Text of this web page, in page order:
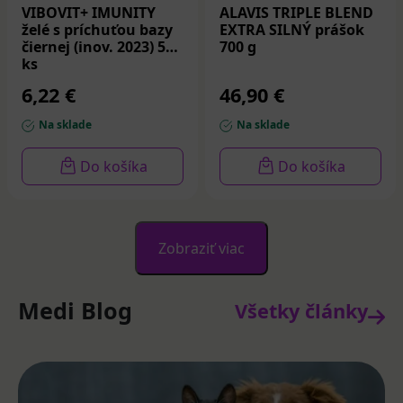
VIBOVIT+ IMUNITY
želé s príchuťou bazy
čiernej (inov. 2023) 50
ks
6,22 €
Na sklade
Do košíka
ALAVIS TRIPLE BLEND
EXTRA SILNÝ prášok
700 g
46,90 €
Na sklade
Do košíka
Zobraziť viac
Medi Blog Všetky články